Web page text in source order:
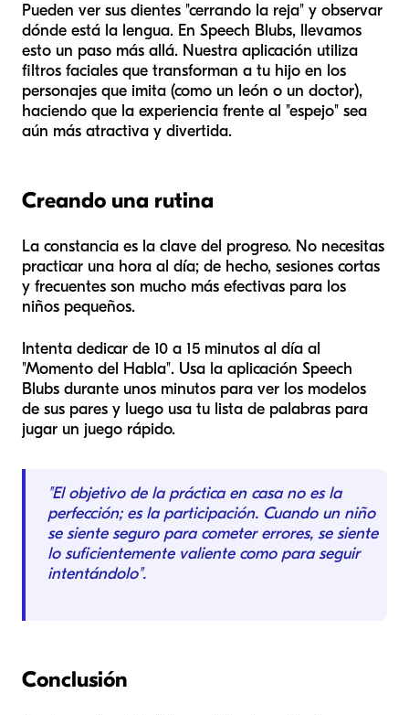
Pueden ver sus dientes "cerrando la reja" y observar
dónde está la lengua. En Speech Blubs, llevamos
esto un paso más allá. Nuestra aplicación utiliza
filtros faciales que transforman a tu hijo en los
personajes que imita (como un león o un doctor),
haciendo que la experiencia frente al "espejo" sea
aún más atractiva y divertida.
Creando una rutina
La constancia es la clave del progreso. No necesitas
practicar una hora al día; de hecho, sesiones cortas
y frecuentes son mucho más efectivas para los
niños pequeños.
Intenta dedicar de 10 a 15 minutos al día al
"Momento del Habla". Usa la aplicación Speech
Blubs durante unos minutos para ver los modelos
de sus pares y luego usa tu lista de palabras para
jugar un juego rápido.
"El objetivo de la práctica en casa no es la
perfección; es la participación. Cuando un niño
se siente seguro para cometer errores, se siente
lo suficientemente valiente como para seguir
intentándolo".
Conclusión